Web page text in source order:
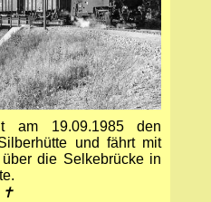
am 19.09.1985 den
und fährt mit
die Selkebrücke in
✝